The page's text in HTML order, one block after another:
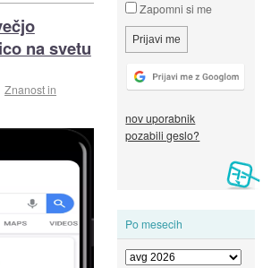
Zapomni si me
nov uporabnik
pozabili geslo?
Po mesecih
na svetu
Znanost in